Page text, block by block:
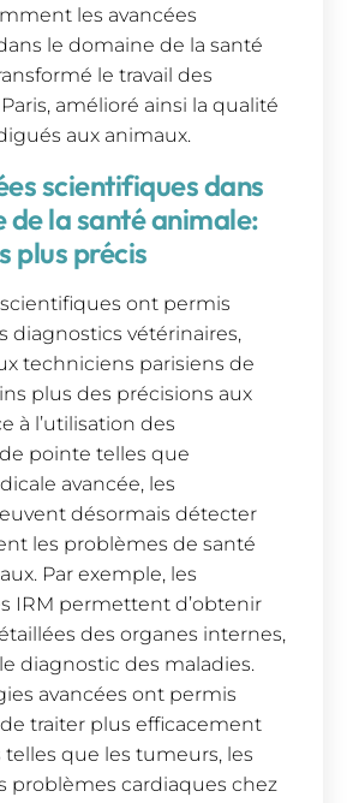
les avancées
le domaine de la santé
le travail des
amélioré ainsi la qualité
aux animaux.
scientifiques dans
de la santé animale:
plus précis
scientifiques ont permis
diagnostics vétérinaires,
techniciens parisiens de
plus des précisions aux
à l’utilisation des
pointe telles que
avancée, les
désormais détecter
les problèmes de santé
Par exemple, les
IRM permettent d’obtenir
des organes internes,
diagnostic des maladies.
avancées ont permis
traiter plus efficacement
que les tumeurs, les
problèmes cardiaques chez